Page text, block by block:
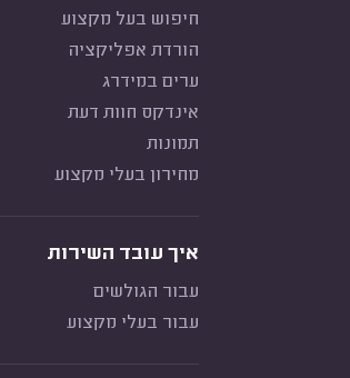
חיפוש בעל מקצוע
הורדת אפליקציה
ערים במידרג
אינדקס חוות דעת
תמונות
מחירון בעלי מקצוע
איך עובד השירות
עבור הגולשים
עבור בעלי מקצוע